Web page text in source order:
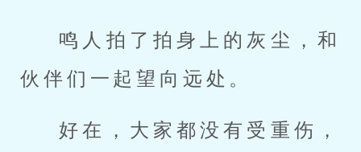
鸣人拍了拍身上的灰尘，和
伙伴们一起望向远处。
好在，大家都没有受重伤，